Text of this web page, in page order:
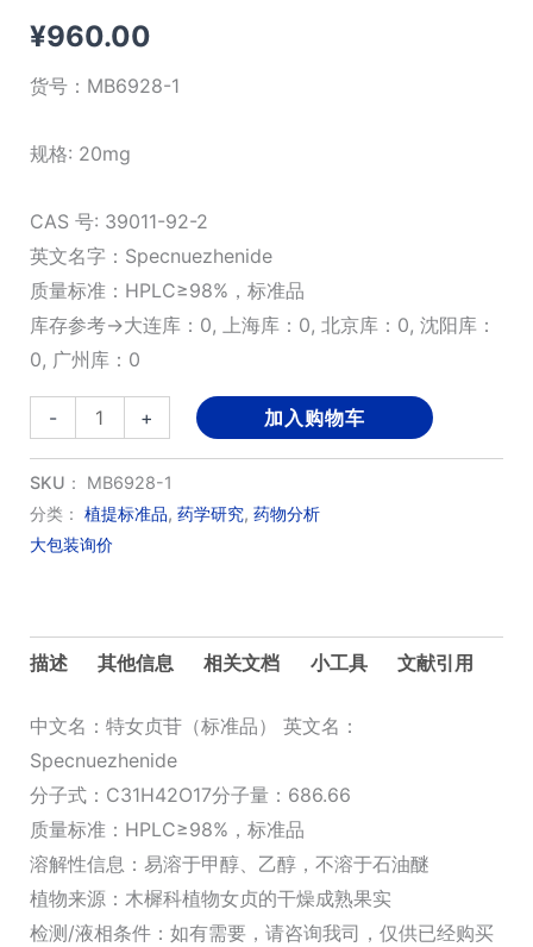
¥960.00
货号： MB6928-1
规格: 20mg
CAS 号: 39011-92-2
英文名字：Specnuezhenide
质量标准：HPLC≥98%，标准品
库存参考→大连库：0, 上海库：0, 北京库：0, 沈阳库：
0, 广州库：0
-
女
贞
苷
(标
数
+ 加入购物车
SKU： MB6928-1
分类： 植提标准品, 药学研究, 药物分析
大包装询价
描述 其他信息 相关文档 小工具 文献引用
中文名：特女贞苷（标准品） 英文名：
Specnuezhenide
分子式：C31H42O17分子量：686.66
质量标准：HPLC≥98%，标准品
溶解性信息：易溶于甲醇、乙醇，不溶于石油醚
植物来源：木樨科植物女贞的干燥成熟果实
检测/液相条件：如有需要，请咨询我司，仅供已经购买